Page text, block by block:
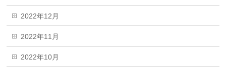
2022年12月
2022年11月
2022年10月